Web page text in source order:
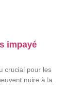
impayé
crucial pour les
nuire à la